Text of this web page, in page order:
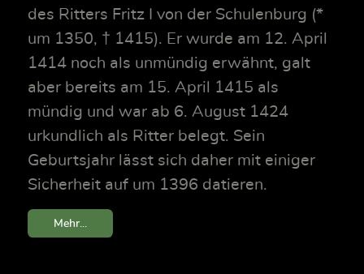
des Ritters Fritz I von der Schulenburg (*
um 1350, † 1415). Er wurde am 12. April
1414 noch als unmündig erwähnt, galt
aber bereits am 15. April 1415 als
mündig und war ab 6. August 1424
urkundlich als Ritter belegt. Sein
Geburtsjahr lässt sich daher mit einiger
Sicherheit auf um 1396 datieren.
Mehr...